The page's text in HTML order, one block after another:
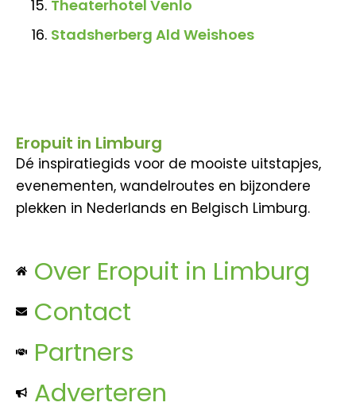
Theaterhotel Venlo
Stadsherberg Ald Weishoes
Eropuit in Limburg
Dé inspiratiegids voor de mooiste uitstapjes,
evenementen, wandelroutes en bijzondere
plekken in Nederlands en Belgisch Limburg.
Over Eropuit in Limburg
Contact
Partners
Adverteren